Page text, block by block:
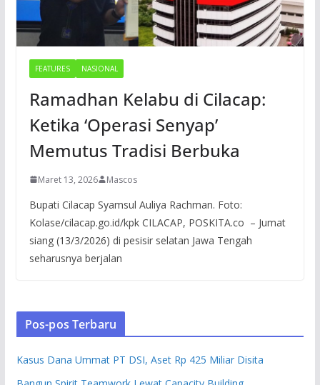
FEATURES NASIONAL
Ramadhan Kelabu di Cilacap:
Ketika ‘Operasi Senyap’
Memutus Tradisi Berbuka
Maret 13, 2026 Mascos
Bupati Cilacap Syamsul Auliya Rachman. Foto:
Kolase/cilacap.go.id/kpk CILACAP, POSKITA.co – Jumat
siang (13/3/2026) di pesisir selatan Jawa Tengah
seharusnya berjalan
Pos-pos Terbaru
Kasus Dana Ummat PT DSI, Aset Rp 425 Miliar Disita